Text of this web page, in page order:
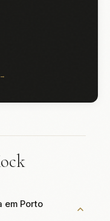
em Porto